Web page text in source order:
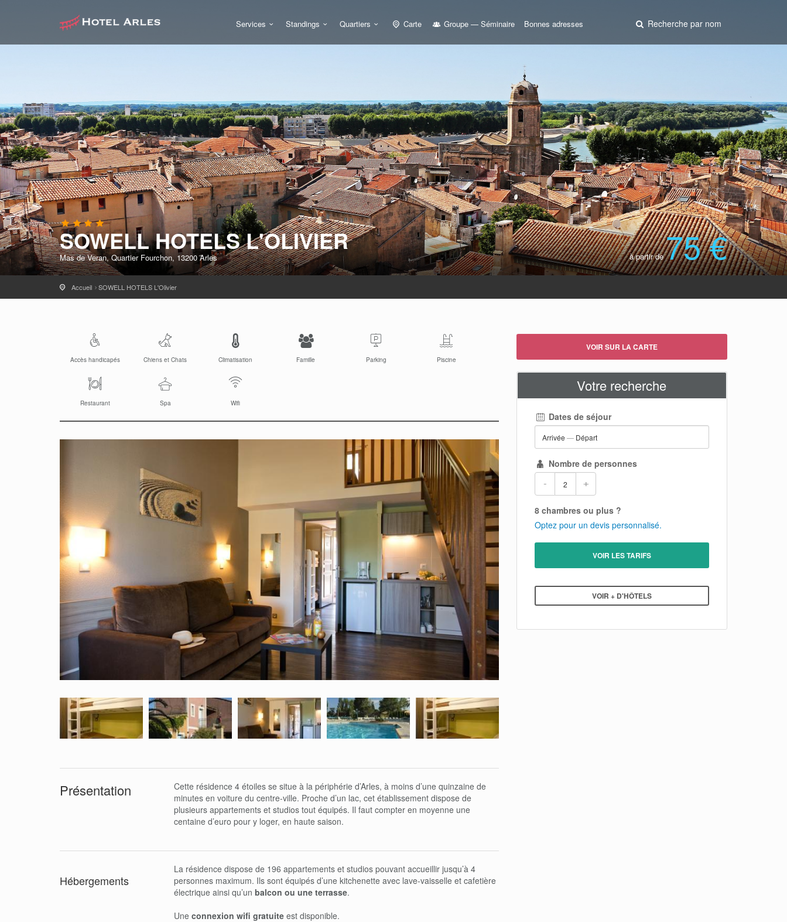
Services Standings Quartiers Carte Groupe — Séminaire Bonnes adresses Recherche par nom
SOWELL HOTELS L'OLIVIER
Mas de Veran, Quartier Fourchon, 13200 Arles à partir de75 €
Accueil SOWELL HOTELS L'Olivier
Accès handicapés Chiens et Chats Climatisation Famille Parking Piscine
Restaurant Spa Wifi
Présentation
Cette résidence 4 étoiles se situe à la périphérie d’Arles, à moins d’une quinzaine de
minutes en voiture du centre-ville. Proche d’un lac, cet établissement dispose de
plusieurs appartements et studios tout équipés. Il faut compter en moyenne une
centaine d’euro pour y loger, en haute saison.
Hébergements
La résidence dispose de 196 appartements et studios pouvant accueillir jusqu’à 4
personnes maximum. Ils sont équipés d’une kitchenette avec lave-vaisselle et cafetière
électrique ainsi qu’un balcon ou une terrasse.
Une connexion wifi gratuite est disponible.
VOIR SUR LA CARTE
Votre recherche
Dates de séjour
Arrivée — Départ
Nombre de personnes
- +
8 chambres ou plus ?
Optez pour un devis personnalisé.
VOIR LES TARIFS
VOIR + D'HÔTELS